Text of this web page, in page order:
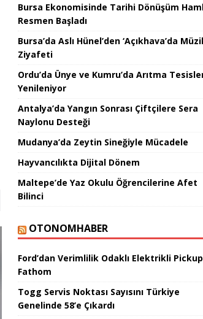
Bursa Ekonomisinde Tarihi Dönüşüm
Resmen Başladı
Bursa’da Aslı Hünel’den ‘Açıkhava’da
Ziyafeti
Ordu’da Ünye ve Kumru’da Arıtma
Yenileniyor
Antalya’da Yangın Sonrası Çiftçilere Sera
Naylonu Desteği
Mudanya’da Zeytin Sineğiyle Mücadele
Hayvancılıkta Dijital Dönem
Maltepe’de Yaz Okulu Öğrencilerine Afet
Bilinci
OTONOMHABER
Ford’dan Verimlilik Odaklı Elektrikli
Fathom
Togg Servis Noktası Sayısını Türkiye
Genelinde 58’e Çıkardı